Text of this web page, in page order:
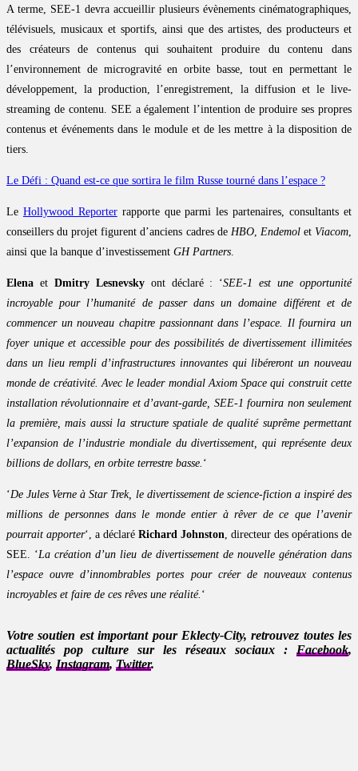
A terme, SEE-1 devra accueillir plusieurs évènements cinématographiques,
télévisuels, musicaux et sportifs, ainsi que des artistes, des producteurs et
des créateurs de contenus qui souhaitent produire du contenu dans
l’environnement de microgravité en orbite basse, tout en permettant le
développement, la production, l’enregistrement, la diffusion et le live-
streaming de contenu. SEE a également l’intention de produire ses propres
contenus et événements dans le module et de les mettre à la disposition de
tiers.
Le Défi : Quand est-ce que sortira le film Russe tourné dans l’espace ?
Le Hollywood Reporterrapporte que parmi les partenaires, consultants et
conseillers du projet figurent d’anciens cadres de HBO, Endemolet Viacom,
ainsi que la banque d’investissement GH Partners.
Elena et Dmitry Lesnevskyont déclaré : ‘SEE-1 est une opportunité
incroyable pour l’humanité de passer dans un domaine différent et de
commencer un nouveau chapitre passionnant dans l’espace. Il fournira un
foyer unique et accessible pour des possibilités de divertissement illimitées
dans un lieu rempli d’infrastructures innovantes qui libéreront un nouveau
monde de créativité. Avec le leader mondial Axiom Space qui construit cette
installation révolutionnaire et d’avant-garde, SEE-1 fournira non seulement
la première, mais aussi la structure spatiale de qualité suprême permettant
l’expansion de l’industrie mondiale du divertissement, qui représente deux
billions de dollars, en orbite terrestre basse. ‘
‘De Jules Verne à Star Trek, le divertissement de science-fiction a inspiré des
millions de personnes dans le monde entier à rêver de ce que l’avenir
pourrait apporter‘, a déclaré Richard Johnston, directeur des opérations de
SEE. ‘La création d’un lieu de divertissement de nouvelle génération dans
l’espace ouvre d’innombrables portes pour créer de nouveaux contenus
incroyables et faire de ces rêves une réalité. ‘
Votre soutien est important pour Eklecty-City, retrouvez toutes les
actualités pop culture sur les réseaux sociaux : Facebook,
BlueSky, Instagram, Twitter.